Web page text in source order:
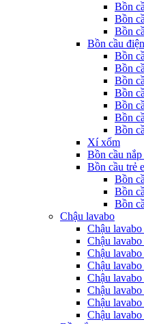
Bồn
Bồn
Bồn
Bồn cầu
Bồn
Bồn
Bồn
Bồn
Bồn
Bồn
Bồn
Xí xổm
Bồn cầu
Bồn cầu trẻ
Bồn
Bồn
Bồn
Chậu lavabo
Chậu
Chậu
Chậu lavabo
Chậu lavabo
Chậu
Chậu
Chậu
Chậu lavabo